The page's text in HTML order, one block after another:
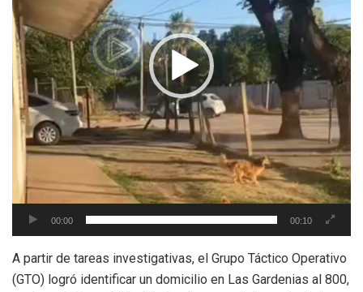
00:00 00:10
A partir de tareas investigativas, el Grupo Táctico Operativo
(GTO) logró identificar un domicilio en Las Gardenias al 800,